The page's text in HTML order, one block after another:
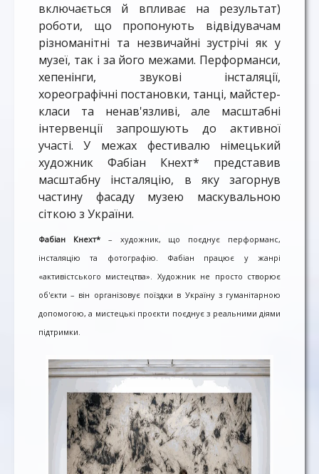
включається й впливає на результат)
роботи, що пропонують відвідувачам
різноманітні та незвичайні зустрічі як у
музеї, так і за його межами. Перформанси,
хепенінги, звукові інсталяції,
хореографічні постановки, танці, майстер-
класи та ненав'язливі, але масштабні
інтервенції запрошують до активної
участі. У межах фестивалю німецький
художник Фабіан Кнехт* представив
масштабну інсталяцію, в яку загорнув
частину фасаду музею маскувальною
сіткою з України.
Фабіан Кнехт*– художник, що поєднує перформанс,
інсталяцію та фотографію. Фабіан працює у жанрі
«активістського мистецтва». Художник не просто створює
об'єкти – він організовує поїздки в Україну з гуманітарною
допомогою, а мистецькі проєкти поєднує з реальними діями
підтримки.